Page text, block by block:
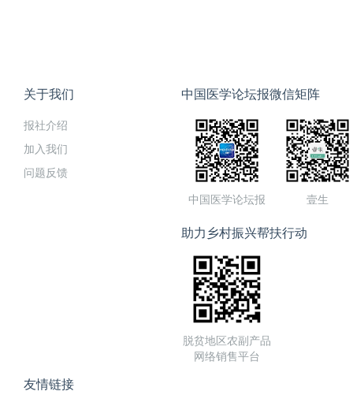
关于我们
报社介绍
加入我们
问题反馈
中国医学论坛报微信矩阵
中国医学论坛报 壹生
助力乡村振兴帮扶行动
脱贫地区农副产品
网络销售平台
友情链接